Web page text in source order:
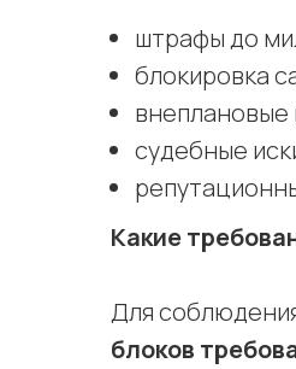
штрафы до
блокировка
внеплановые
судебные
Какие
Для
блоков